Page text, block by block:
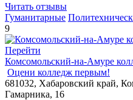
Читать отзывы
Гуманитарные
9
Перейти
Комсомольский-на-Амуре
Оцени колледж первым!
681032, Хабаровский край,
Гамарника, 16